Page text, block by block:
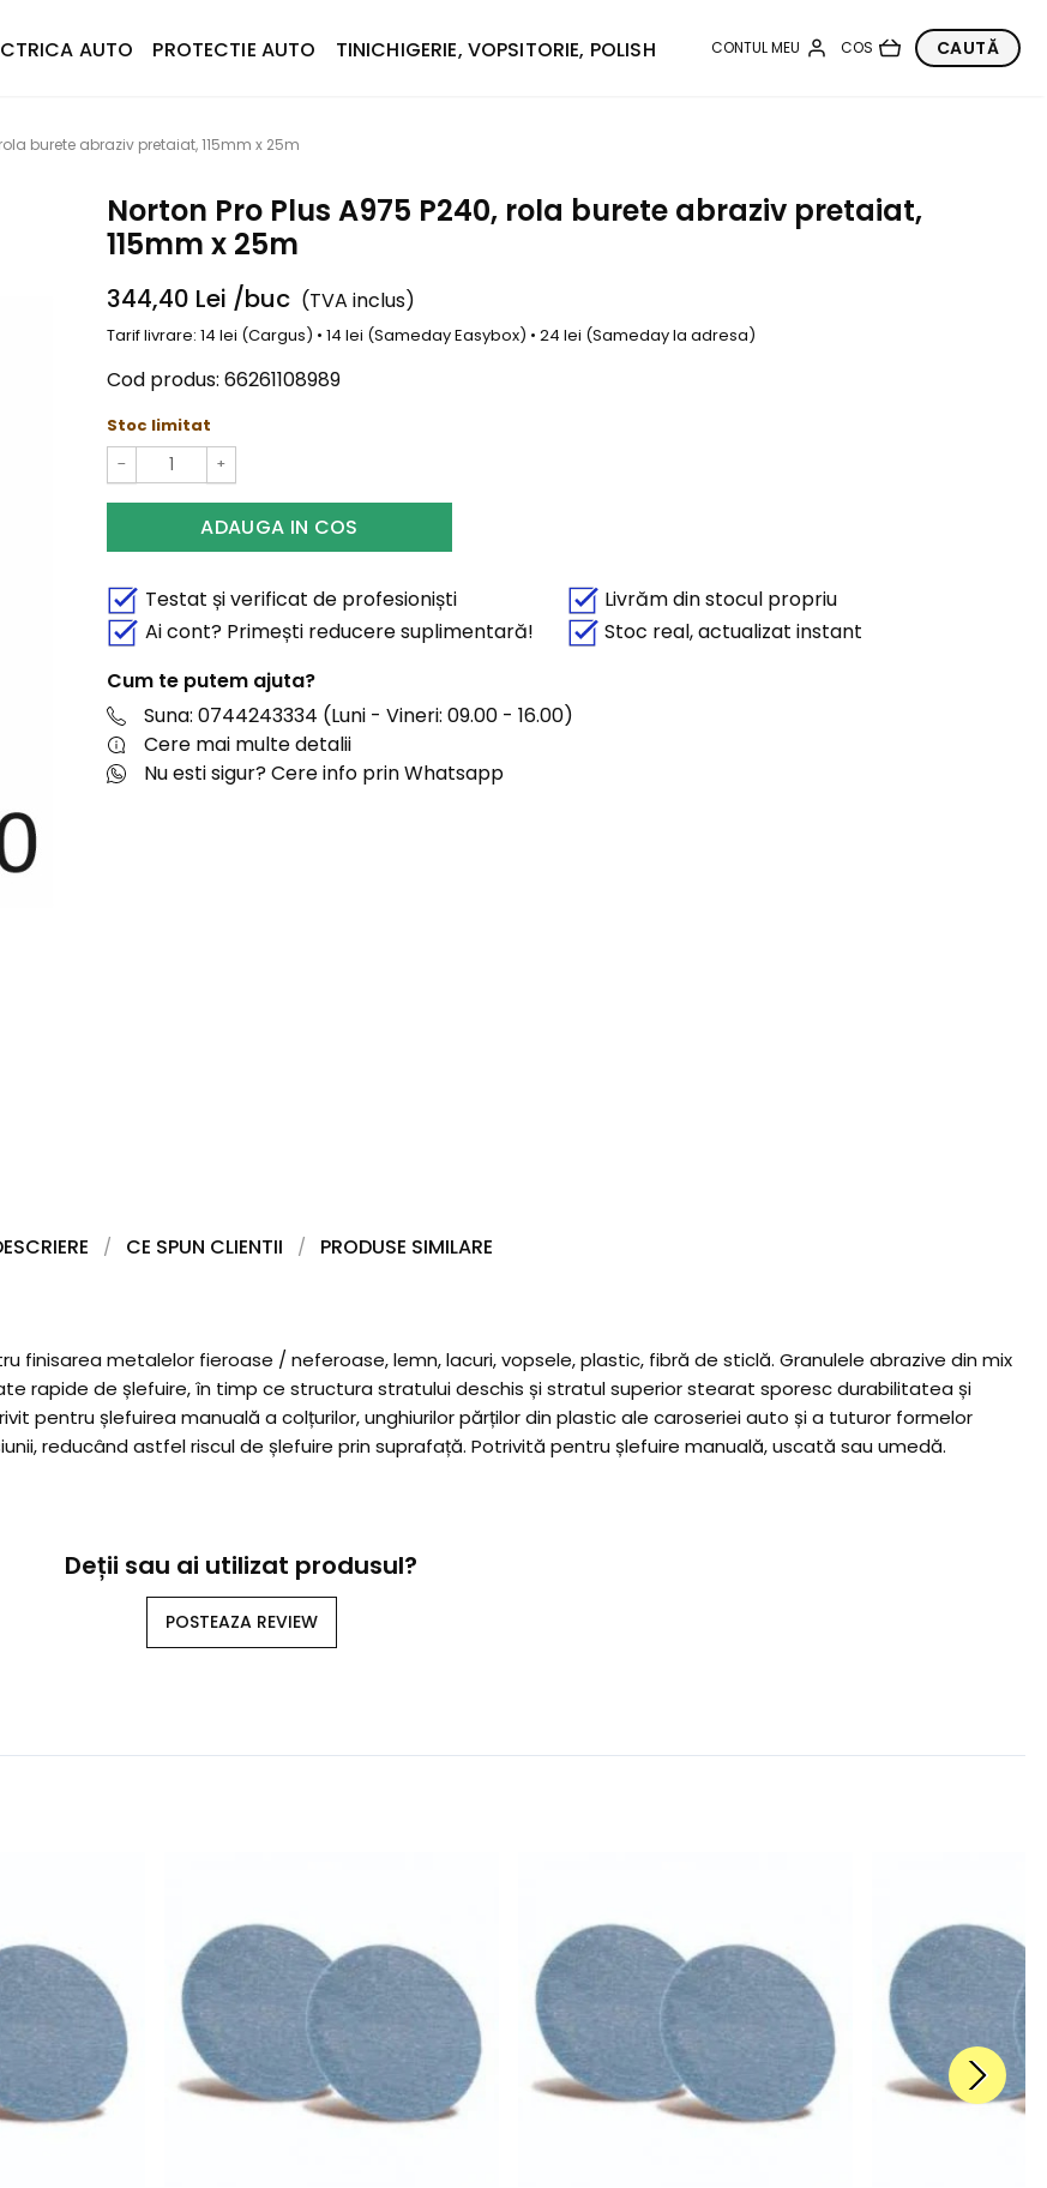
AUTO PROTECTIE AUTO TINICHIGERIE, VOPSITORIE, POLISH
burete abraziv pretaiat, 115mm x 25m
Norton Pro Plus A975 P240, rola burete abraziv pretaiat,
115mm x 25m
344,40 Lei /buc (TVA inclus)
Tarif livrare: 14 lei (Cargus) • 14 lei (Sameday Easybox) • 24 lei (Sameday la adresa)
Cod produs: 66261108989
Stoc limitat
− +
ADAUGA IN COS
Testat și verificat de profesioniști
Livrăm din stocul propriu
Ai cont? Primești reducere suplimentară!
Stoc real, actualizat instant
Cum te putem ajuta?
Suna: 0744243334 (Luni - Vineri: 09.00 - 16.00)
Cere mai multe detalii
Nu esti sigur? Cere info prin Whatsapp
CE SPUN CLIENTII PRODUSE SIMILARE
finisarea metalelor fieroase / neferoase, lemn, lacuri, vopsele, plastic, fibră de sticlă. Granulele abrazive din mix
rapide de șlefuire, în timp ce structura stratului deschis și stratul superior stearat sporesc durabilitatea și
pentru șlefuirea manuală a colțurilor, unghiurilor părților din plastic ale caroseriei auto și a tuturor formelor
reducând astfel riscul de șlefuire prin suprafață. Potrivită pentru șlefuire manuală, uscată sau umedă.
Deții sau ai utilizat produsul?
POSTEAZA REVIEW